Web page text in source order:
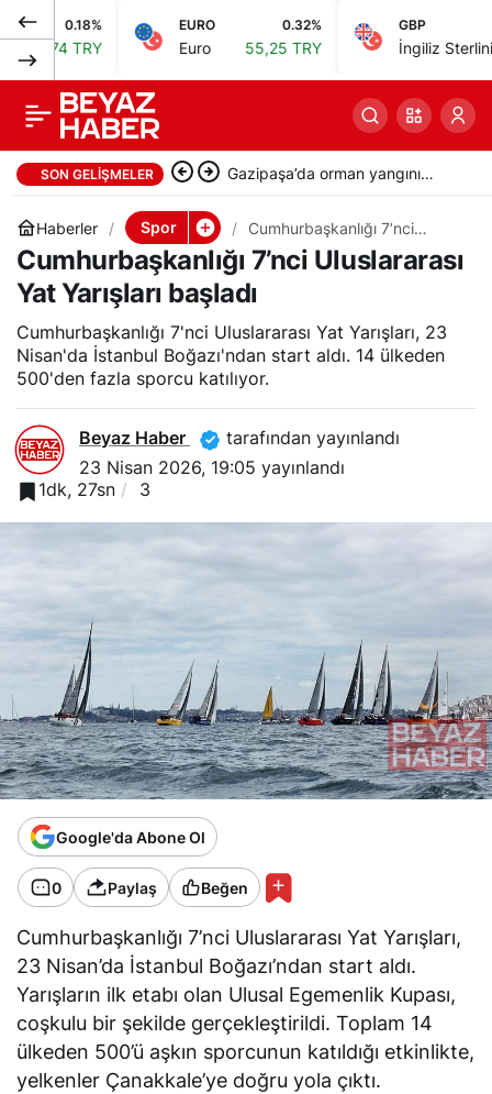
0.18% EURO
Euro 55,25 TRY
GBP
İngiliz Sterlini 64,48
SON GELIŞMELER Gazipaşa’da orman yangını
Haberler Spor
Cumhurbaşkanlığı 7’nci
Uluslararası Yat Yarışları
başladı
Cumhurbaşkanlığı 7’nci Uluslararası
Yat Yarışları başladı
Cumhurbaşkanlığı 7'nci Uluslararası Yat Yarışları, 23
Nisan'da İstanbul Boğazı'ndan start aldı. 14 ülkeden
500'den fazla sporcu katılıyor.
Beyaz Haber
tarafından yayınlandı
23 Nisan 2026, 19:05 yayınlandı
1dk, 27sn
3
Google'da Abone Ol
0 Paylaş Beğen
Cumhurbaşkanlığı 7’nci Uluslararası Yat Yarışları,
23 Nisan’da İstanbul Boğazı’ndan start aldı.
Yarışların ilk etabı olan Ulusal Egemenlik Kupası,
coşkulu bir şekilde gerçekleştirildi. Toplam 14
ülkeden 500’ü aşkın sporcunun katıldığı etkinlikte,
yelkenler Çanakkale’ye doğru yola çıktı.
Elvira Süleyman
Kamaloğlu Avrupa
Güreş
Şampiyonası’nda
finale yükseldi
0 Paylaş